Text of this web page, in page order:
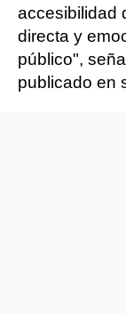
accesibilidad
directa y
público",
publicado en